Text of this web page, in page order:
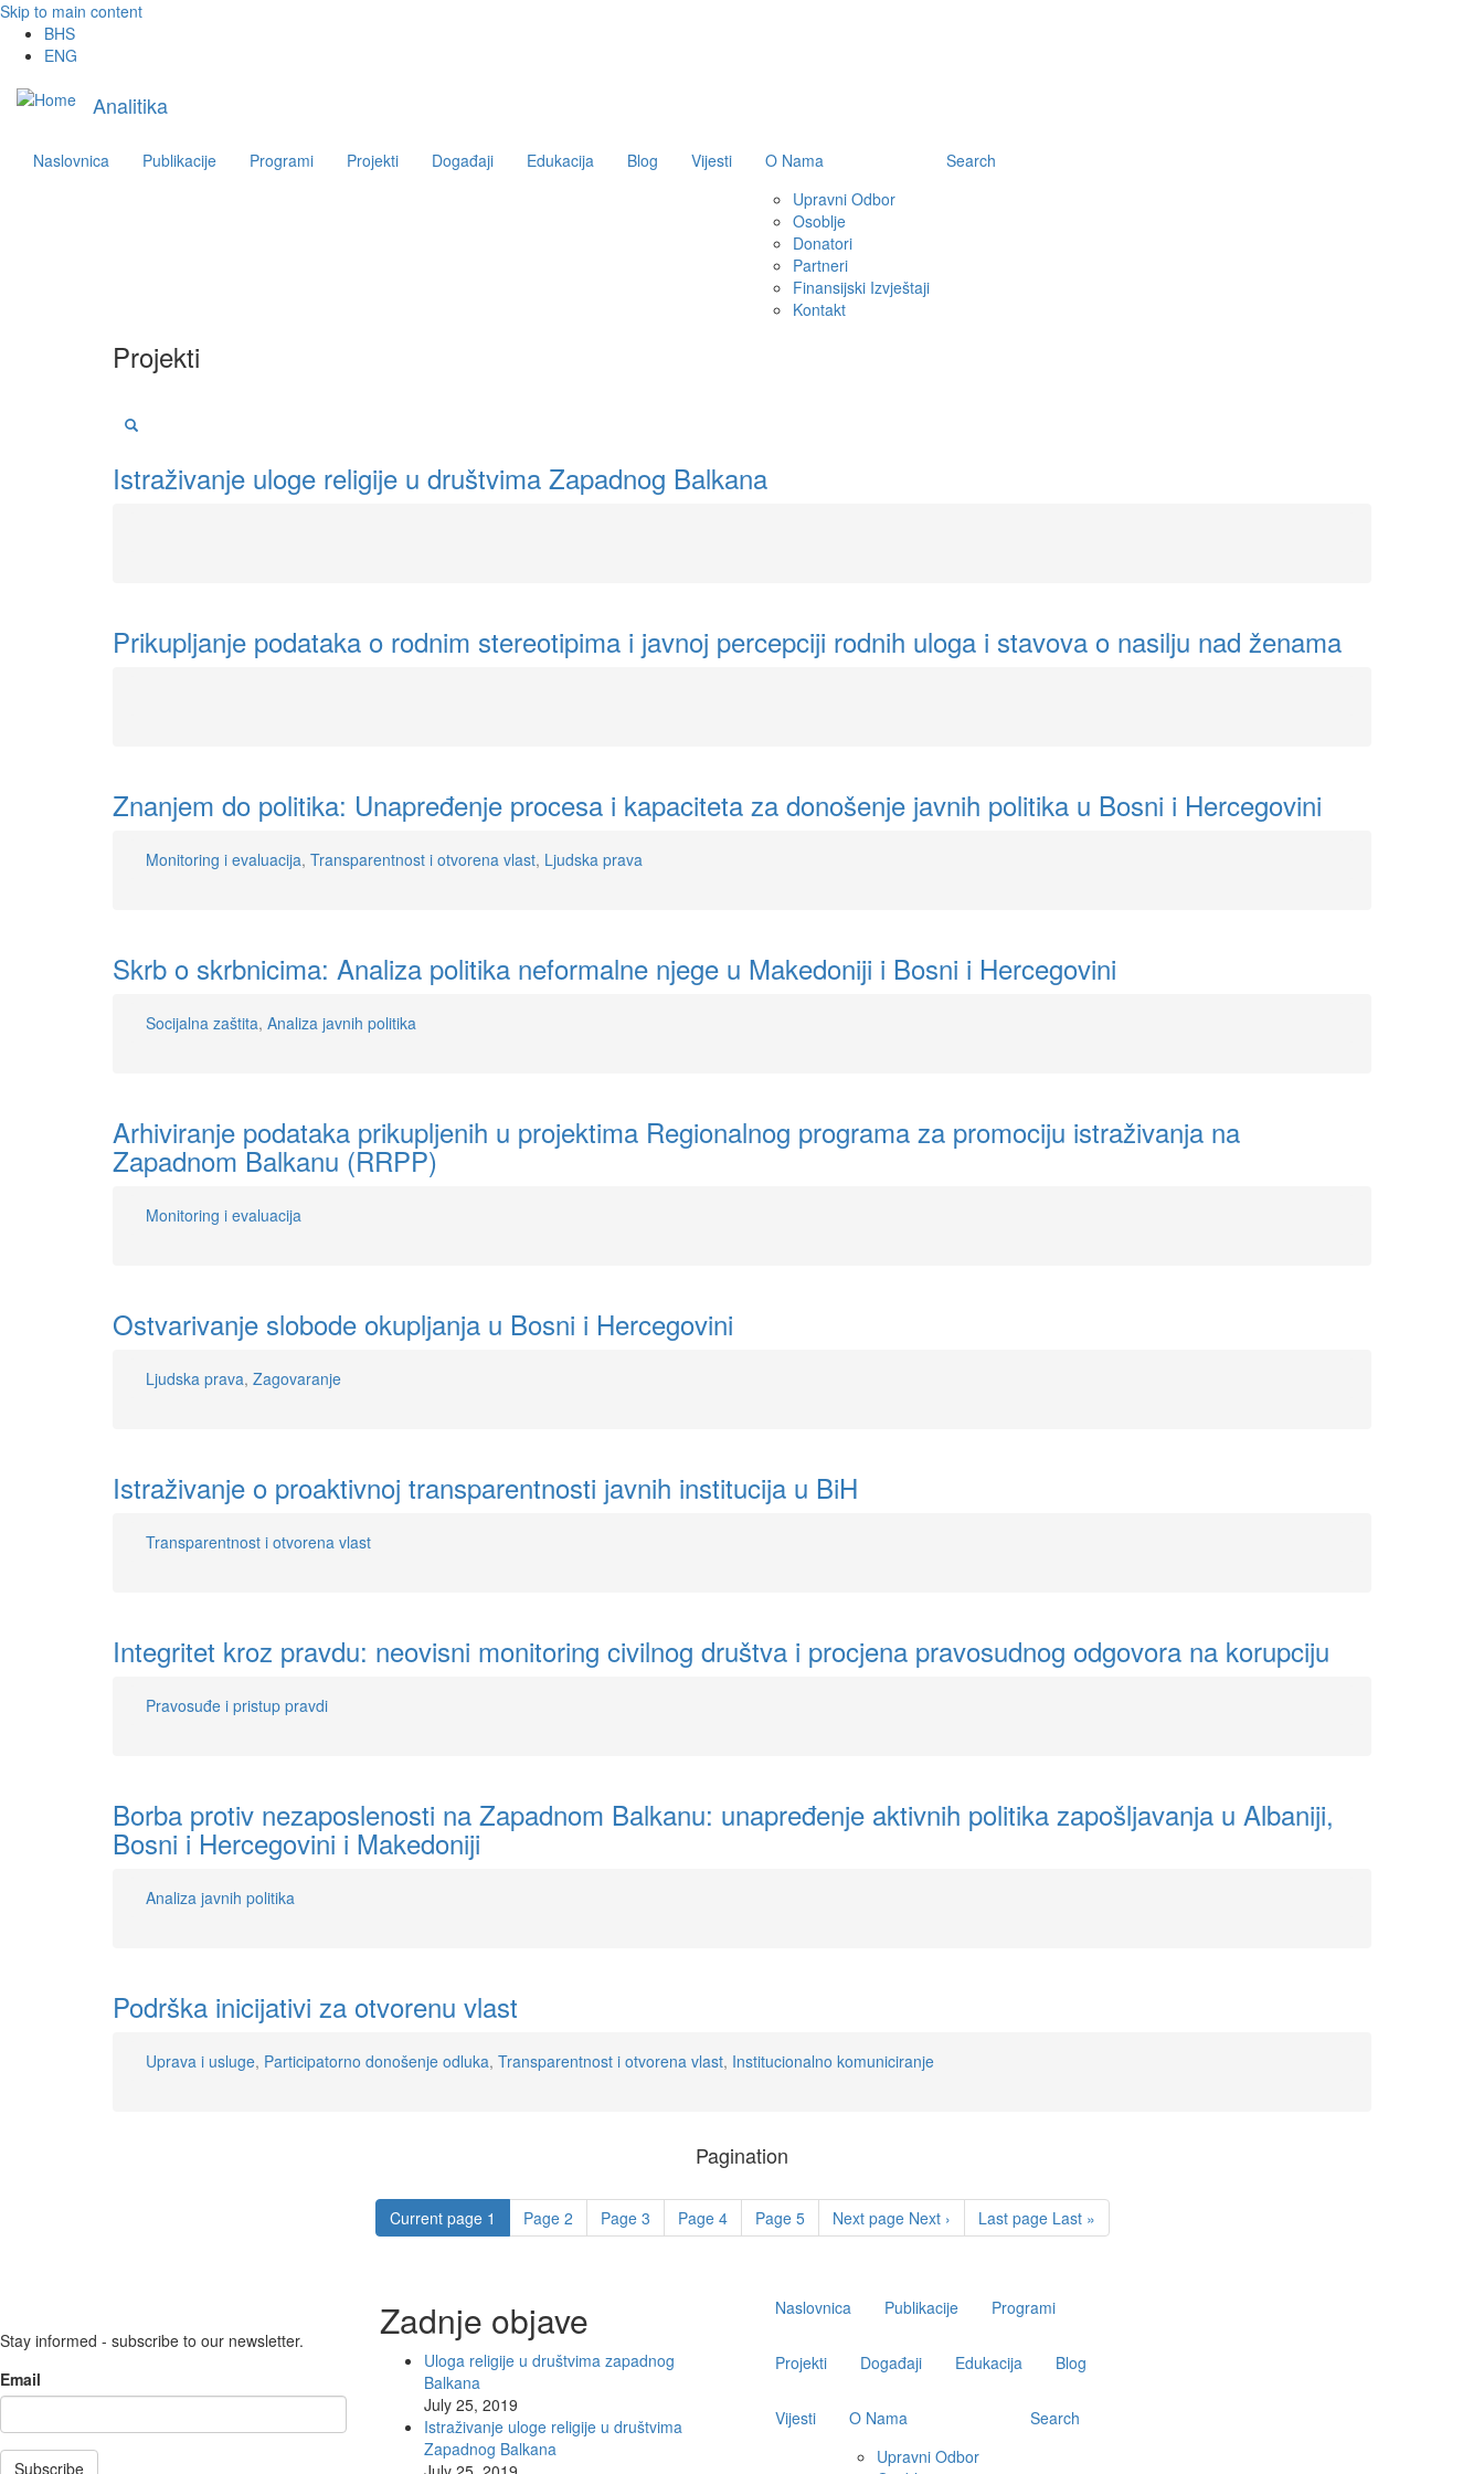
Skip to main content
BHS
ENG
Analitika
Main
Naslovnica Publikacije Programi Projekti Događaji Edukacija Blog Vijesti
O Nama
Upravni Odbor
Osoblje
Donatori
Partneri
Finansijski Izvještaji
Kontakt
Search
Projekti
Istraživanje uloge religije u društvima Zapadnog Balkana
Prikupljanje podataka o rodnim stereotipima i javnoj percepciji rodnih uloga i stavova o nasilju nad ženama
Znanjem do politika: Unapređenje procesa i kapaciteta za donošenje javnih politika u Bosni i Hercegovini
Monitoring i evaluacija, Transparentnost i otvorena vlast, Ljudska prava
Skrb o skrbnicima: Analiza politika neformalne njege u Makedoniji i Bosni i Hercegovini
Socijalna zaštita, Analiza javnih politika
Arhiviranje podataka prikupljenih u projektima Regionalnog programa za promociju istraživanja na
Zapadnom Balkanu (RRPP)
Monitoring i evaluacija
Ostvarivanje slobode okupljanja u Bosni i Hercegovini
Ljudska prava, Zagovaranje
Istraživanje o proaktivnoj transparentnosti javnih institucija u BiH
Transparentnost i otvorena vlast
Integritet kroz pravdu: neovisni monitoring civilnog društva i procjena pravosudnog odgovora na korupciju
Pravosuđe i pristup pravdi
Borba protiv nezaposlenosti na Zapadnom Balkanu: unapređenje aktivnih politika zapošljavanja u Albaniji,
Bosni i Hercegovini i Makedoniji
Analiza javnih politika
Podrška inicijativi za otvorenu vlast
Uprava i usluge, Participatorno donošenje odluka, Transparentnost i otvorena vlast, Institucionalno komuniciranje
Pagination
Current page 1 Page 2 Page 3 Page 4 Page 5 Next page Next › Last page Last »
Stay informed - subscribe to our newsletter.
Email
Subscribe
Zadnje objave
Uloga religije u društvima zapadnog
Balkana
July 25, 2019
Istraživanje uloge religije u društvima
Zapadnog Balkana
Main
Naslovnica Publikacije Programi
Projekti Događaji Edukacija Blog
Vijesti
O Nama
Upravni Odbor
Search